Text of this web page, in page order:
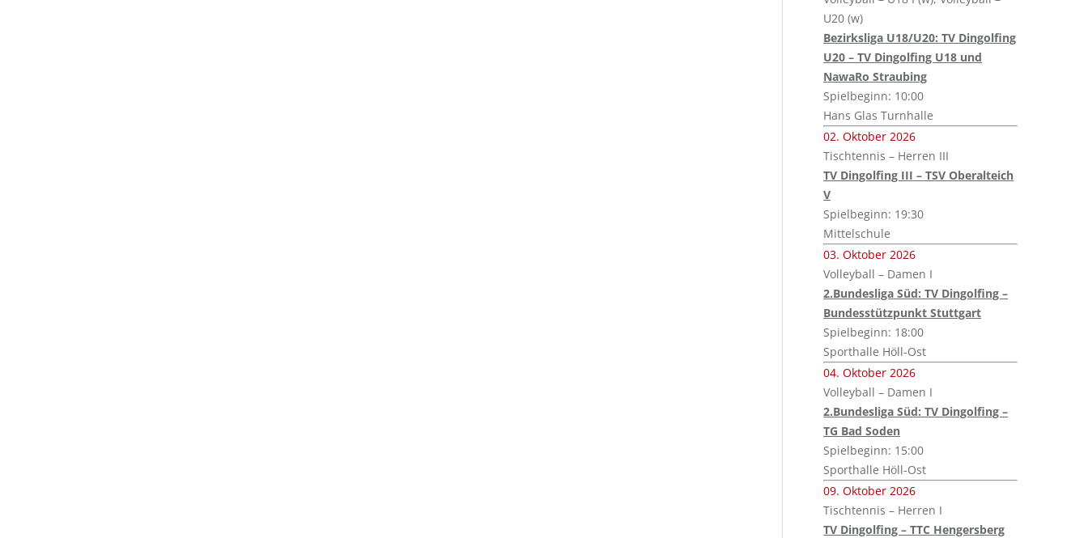
U20 (w)
Bezirksliga U18/U20: TV Dingolfing
U20 – TV Dingolfing U18 und
NawaRo Straubing
Spielbeginn: 10:00
Hans Glas Turnhalle
02. Oktober 2026
Tischtennis – Herren III
TV Dingolfing III – TSV Oberalteich
V
Spielbeginn: 19:30
Mittelschule
03. Oktober 2026
Volleyball – Damen I
2.Bundesliga Süd: TV Dingolfing –
Bundesstützpunkt Stuttgart
Spielbeginn: 18:00
Sporthalle Höll-Ost
04. Oktober 2026
Volleyball – Damen I
2.Bundesliga Süd: TV Dingolfing –
TG Bad Soden
Spielbeginn: 15:00
Sporthalle Höll-Ost
09. Oktober 2026
Tischtennis – Herren I
TV Dingolfing – TTC Hengersberg